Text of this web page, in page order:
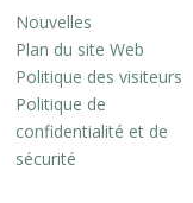
Nouvelles
Plan du site Web
Politique des visiteurs
Politique de
confidentialité et de
sécurité